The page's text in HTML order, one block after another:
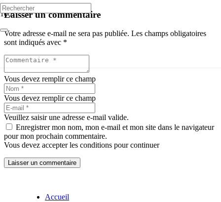
Laisser un commentaire
Votre adresse e-mail ne sera pas publiée. Les champs obligatoires
sont indiqués avec *
Vous devez remplir ce champ
Vous devez remplir ce champ
Veuillez saisir une adresse e-mail valide.
Enregistrer mon nom, mon e-mail et mon site dans le navigateur
pour mon prochain commentaire.
Vous devez accepter les conditions pour continuer
Laisser un commentaire
Accueil